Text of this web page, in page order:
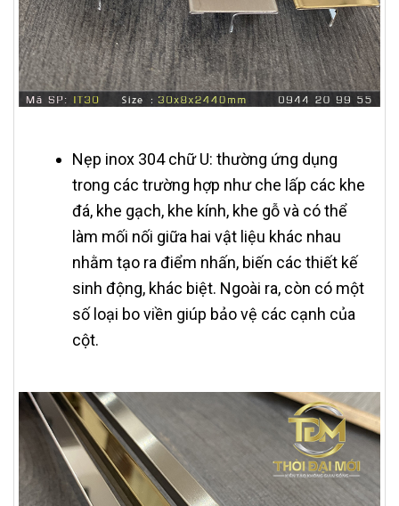
Nẹp inox 304 chữ U: thường ứng dụng
trong các trường hợp như che lấp các khe
đá, khe gạch, khe kính, khe gỗ và có thể
làm mối nối giữa hai vật liệu khác nhau
nhằm tạo ra điểm nhấn, biến các thiết kế
sinh động, khác biệt. Ngoài ra, còn có một
số loại bo viền giúp bảo vệ các cạnh của
cột.